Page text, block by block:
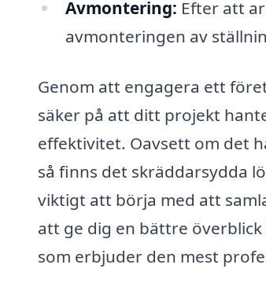
Avmontering: Efter att
avmonteringen av
Genom att engagera ett
säker på att ditt projekt
effektivitet. Oavsett om det
så finns det skräddarsydda
viktigt att börja med att
att ge dig en bättre
som erbjuder den mest